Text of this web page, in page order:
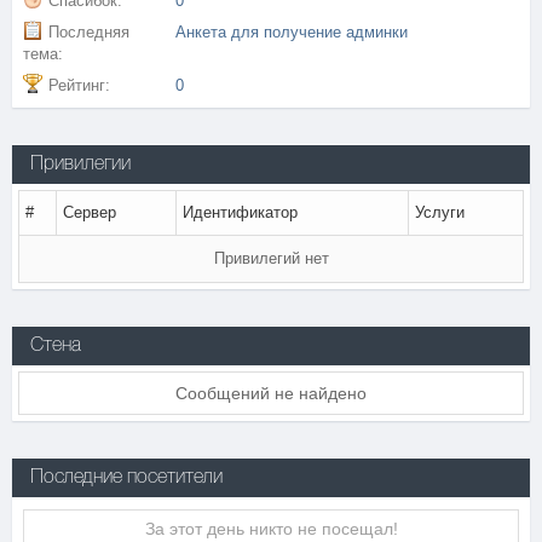
Последняя
тема:
Анкета для получение админки
Рейтинг: 0
Привилегии
# Сервер Идентификатор Услуги
Привилегий нет
Стена
Сообщений не найдено
Последние посетители
За этот день никто не посещал!